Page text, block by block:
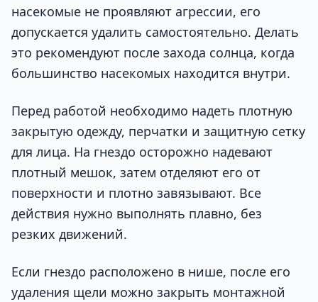
насекомые не проявляют агрессии, его
допускается удалить самостоятельно. Делать
это рекомендуют после захода солнца, когда
большинство насекомых находится внутри.
Перед работой необходимо надеть плотную
закрытую одежду, перчатки и защитную сетку
для лица. На гнездо осторожно надевают
плотный мешок, затем отделяют его от
поверхности и плотно завязывают. Все
действия нужно выполнять плавно, без
резких движений.
Если гнездо расположено в нише, после его
удаления щели можно закрыть монтажной